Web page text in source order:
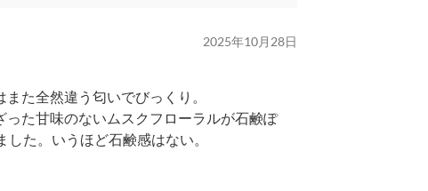
2025年10月28日
た全然違う匂いでびっくり。
た甘味のないムスクフローラルが石鹸ぽ
た。いうほど石鹸感はない。